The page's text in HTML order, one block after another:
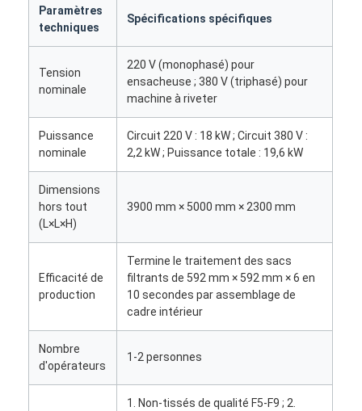
Vidéos
À propos de nous
Visite de l'usine
Contrôle de la qualité
Nous contacter
Nouvelles
Parlez Maintenant.
Filtre à air faisant la machine
Machine de fabrication de filtre à air
Filtre de poche faisant la machine
Paramètres
techniques
Spécifications spécifiques
Tension
nominale
220 V (monophasé) pour
ensacheuse ; 380 V (triphasé) pour
machine à riveter
Puissance
nominale
Circuit 220 V : 18 kW ; Circuit 380 V :
2,2 kW ; Puissance totale : 19,6 kW
Dimensions
hors tout
(L×L×H)
3900 mm × 5000 mm × 2300 mm
Efficacité de
production
Termine le traitement des sacs
filtrants de 592 mm × 592 mm × 6 en
10 secondes par assemblage de
cadre intérieur
Nombre
d'opérateurs
1-2 personnes
1. Non-tissés de qualité F5-F9 ; 2.